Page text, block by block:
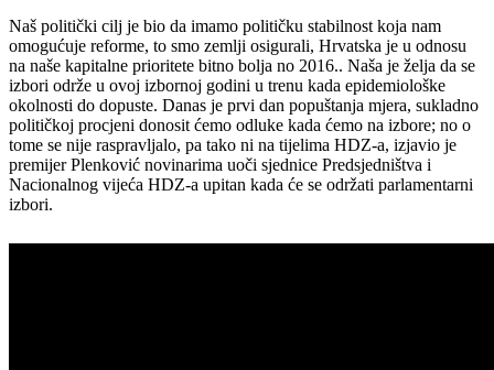
Naš politički cilj je bio da imamo političku stabilnost koja nam
omogućuje reforme, to smo zemlji osigurali, Hrvatska je u odnosu
na naše kapitalne prioritete bitno bolja no 2016.. Naša je želja da se
izbori održe u ovoj izbornoj godini u trenu kada epidemiološke
okolnosti do dopuste. Danas je prvi dan popuštanja mjera, sukladno
političkoj procjeni donosit ćemo odluke kada ćemo na izbore; no o
tome se nije raspravljalo, pa tako ni na tijelima HDZ-a, izjavio je
premijer Plenković novinarima uoči sjednice Predsjedništva i
Nacionalnog vijeća HDZ-a upitan kada će se održati parlamentarni
izbori.